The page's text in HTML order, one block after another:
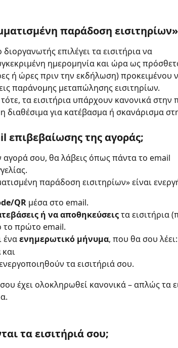
παράδοση
επιλέγει τα εισιτήρια να
ημερομηνία και ώρα ως
ή ώρες πριν την εκδήλωση) προκειμένου
παράνομης μεταπώλησης εισιτηρίων.
τα εισιτήρια υπάρχουν κανονικά στην
διαθέσιμα για κατέβασμα ή σκανάρισμα
επιβεβαίωσης της αγοράς;
αγορά σου, θα λάβεις όπως πάντα το email
παράδοση εισιτηρίων» είναι
QR μέσα στο email.
ή να αποθηκεύσεις τα εισιτήρια
το πρώτο email.
ένα ενημερωτικό μήνυμα, που θα σου λέει:
και
τα εισιτήριά σου.
έχει ολοκληρωθεί κανονικά – απλώς τα
τα εισιτήριά σου;